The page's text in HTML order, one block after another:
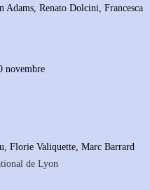
Adams, Renato Dolcini, Francesca
novembre
Florie Valiquette, Marc Barrard
de Lyon